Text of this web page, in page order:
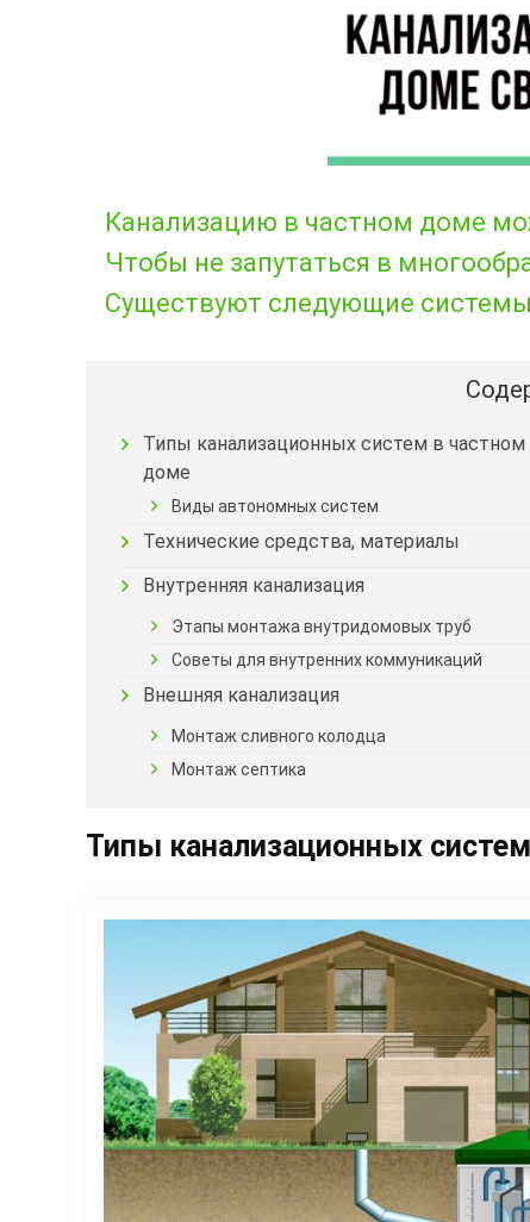
Канализацию в частном доме
Чтобы не запутаться в
Существуют следующие
Типы канализационных систем в частном
доме
Виды автономных систем
Технические средства, материалы
Внутренняя канализация
Этапы монтажа внутридомовых труб
Советы для внутренних коммуникаций
Внешняя канализация
Монтаж сливного колодца
Монтаж септика
Типы канализационных